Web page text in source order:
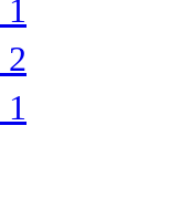
1
2
1